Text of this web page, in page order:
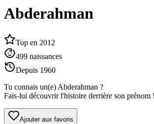
Abderahman
Top en 2012
499 naissances
Depuis 1960
Tu connais un(e) Abderahman ?
Fais-lui découvrir l'histoire derrière son prénom !
Ajouter aux favoris